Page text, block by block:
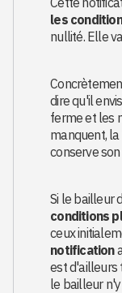
les
nullité. Elle
dire qu'il
ferme et les
manquent,
conserve
Si le bailleur
conditions
ceux
notification
est d'ailleurs
le bailleur